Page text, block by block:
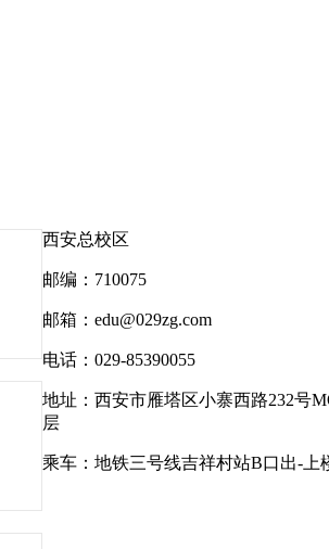
西安总校区
邮编：710075
邮箱：edu@029zg.com
电话：029-85390055
地址：西安市雁塔区小寨西路232号
层
乘车：地铁三号线吉祥村站B口出-上